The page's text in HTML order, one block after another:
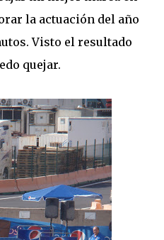
la actuación del año
Visto el resultado
quejar.